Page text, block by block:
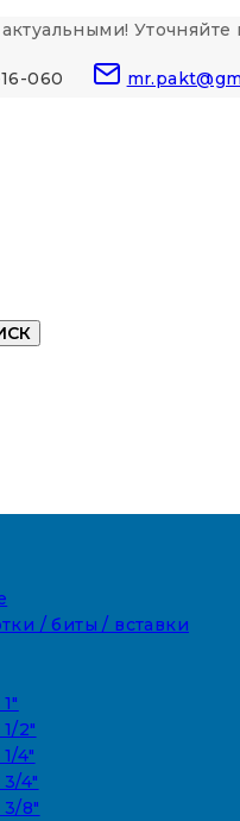
Уточняйте
060
/ биты / вставки
2"
4"
4"
3/8"